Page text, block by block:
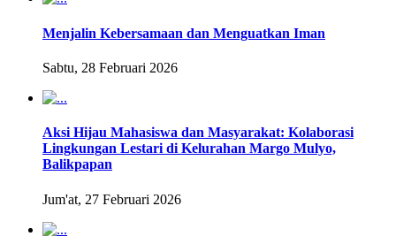
Menjalin Kebersamaan dan Menguatkan Iman
Sabtu, 28 Februari 2026
Aksi Hijau Mahasiswa dan Masyarakat: Kolaborasi
Lingkungan Lestari di Kelurahan Margo Mulyo,
Balikpapan
Jum'at, 27 Februari 2026